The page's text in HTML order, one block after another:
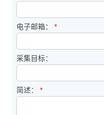
电子邮箱： *
采集目标：
简述： *